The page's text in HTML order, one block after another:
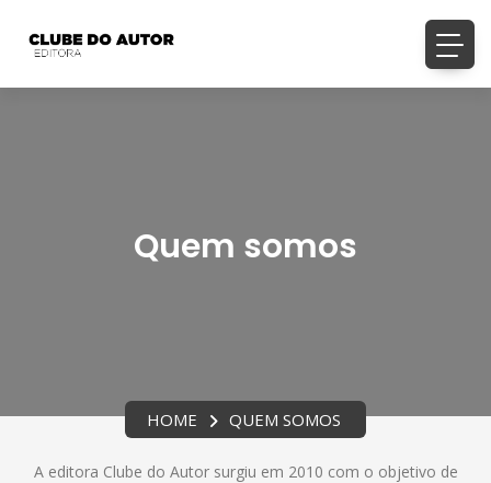
Quem somos
HOME QUEM SOMOS
A editora Clube do Autor surgiu em 2010 com o objetivo de